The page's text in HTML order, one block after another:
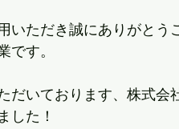
いただき誠にありがとう
す。
だいております、株式
した！